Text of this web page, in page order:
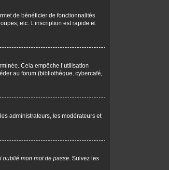
de bénéficier de fonctionnalités
etc. L’inscription est rapide et
Cela empêche l’utilisation
au forum (bibliothèque, cybercafé,
administrateurs, les modérateurs et
oublié mon mot de passe. Suivez les